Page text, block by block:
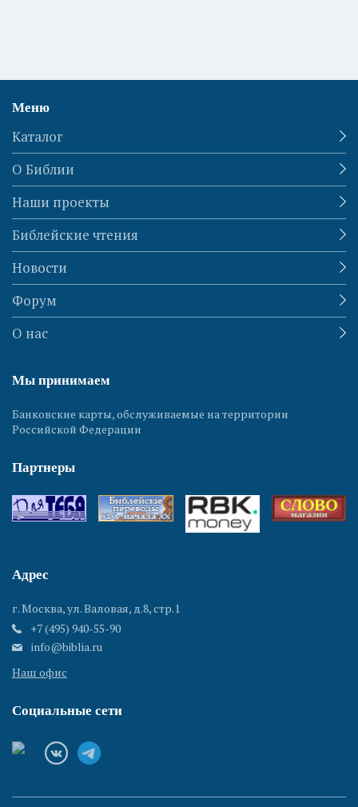
Меню
Каталог
О Библии
Наши проекты
Библейские чтения
Новости
Форум
О нас
Мы принимаем
Банковские карты, обслуживаемые на территории
Российской Федерации
Партнеры
Адрес
г. Москва, ул. Валовая, д.8, стр.1
+7 (495) 940-55-90
info@biblia.ru
Наш офис
Социальные сети